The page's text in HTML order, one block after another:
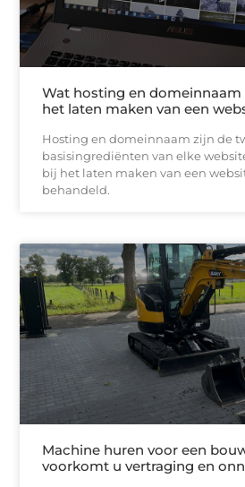
Wat hosting en domeinnaam
het laten maken van een
Hosting en domeinnaam zijn de
basisingrediënten van elke
bij het laten maken van een
behandeld.
Machine huren voor een
voorkomt u vertraging en